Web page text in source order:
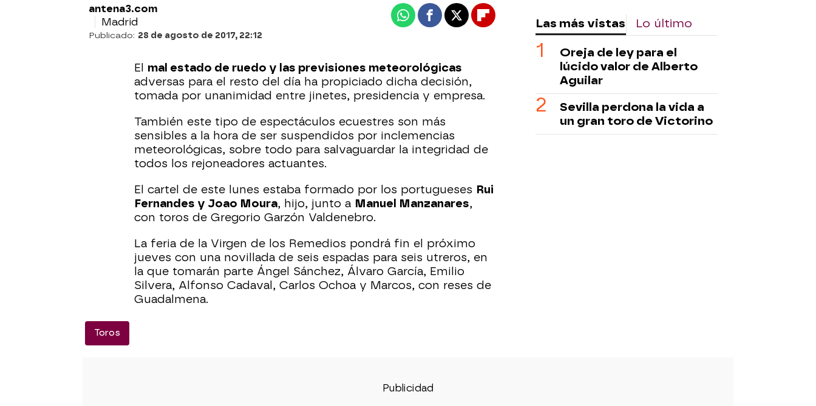
antena3.com
Madrid
Publicado: 28 de agosto de 2017, 22:12
WhatsappFacebook
X Flipboard
El mal estado de ruedo y las previsiones meteorológicas
adversas para el resto del día ha propiciado dicha decisión,
tomada por unanimidad entre jinetes, presidencia y empresa.
También este tipo de espectáculos ecuestres son más
sensibles a la hora de ser suspendidos por inclemencias
meteorológicas, sobre todo para salvaguardar la integridad de
todos los rejoneadores actuantes.
El cartel de este lunes estaba formado por los portugueses Rui
Fernandes y Joao Moura, hijo, junto a Manuel Manzanares,
con toros de Gregorio Garzón Valdenebro.
La feria de la Virgen de los Remedios pondrá fin el próximo
jueves con una novillada de seis espadas para seis utreros, en
la que tomarán parte Ángel Sánchez, Álvaro García, Emilio
Silvera, Alfonso Cadaval, Carlos Ochoa y Marcos, con reses de
Guadalmena.
Toros
Las más vistas Lo último
Oreja de ley para el
lúcido valor de Alberto
Aguilar
Sevilla perdona la vida a
un gran toro de Victorino